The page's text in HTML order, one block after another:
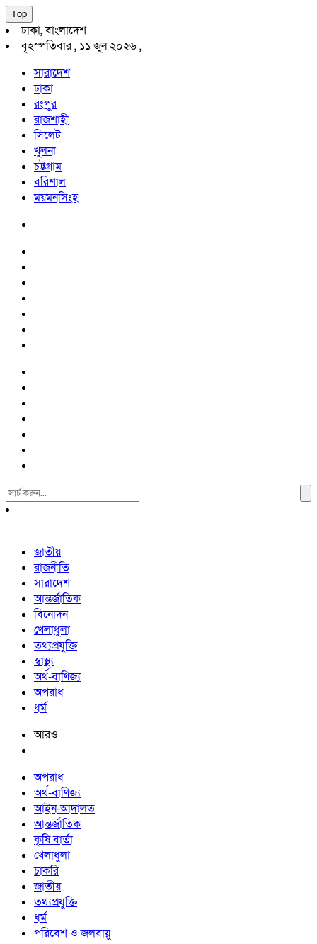
Top
ঢাকা, বাংলাদেশ
বৃহস্পতিবার , ১১ জুন ২০২৬ ,
সারাদেশ
ঢাকা
রংপুর
রাজশাহী
সিলেট
খুলনা
চট্টগ্রাম
বরিশাল
ময়মনসিংহ
Search
For:
জাতীয়
রাজনীতি
সারাদেশ
আন্তর্জাতিক
বিনোদন
খেলাধুলা
তথ্যপ্রযুক্তি
স্বাস্থ্য
অর্থ-বাণিজ্য
অপরাধ
ধর্ম
আরও
অপরাধ
অর্থ-বাণিজ্য
আইন-আদালত
আন্তর্জাতিক
কৃষি বার্তা
খেলাধুলা
চাকরি
জাতীয়
তথ্যপ্রযুক্তি
ধর্ম
পরিবেশ ও জলবায়ু